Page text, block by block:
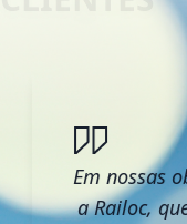
Em nossas
a Railoc,